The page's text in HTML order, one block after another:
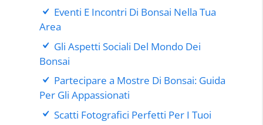
Eventi E Incontri Di Bonsai Nella Tua
Area
Gli Aspetti Sociali Del Mondo Dei
Bonsai
Partecipare a Mostre Di Bonsai: Guida
Per Gli Appassionati
Scatti Fotografici Perfetti Per I Tuoi